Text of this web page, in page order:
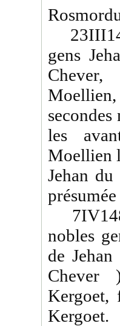
gens
les
Moellien
Jehan
nobles
de
Chever
Kergoet,
Kergoet.